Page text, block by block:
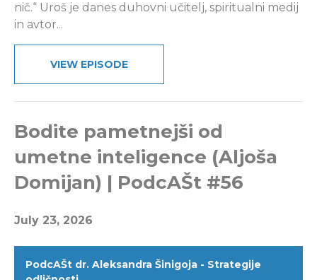
nič.“ Uroš je danes duhovni učitelj, spiritualni medij
in avtor...
VIEW EPISODE
Bodite pametnejši od
umetne inteligence (Aljoša
Domijan) | PodcAŠt #56
July 23, 2026